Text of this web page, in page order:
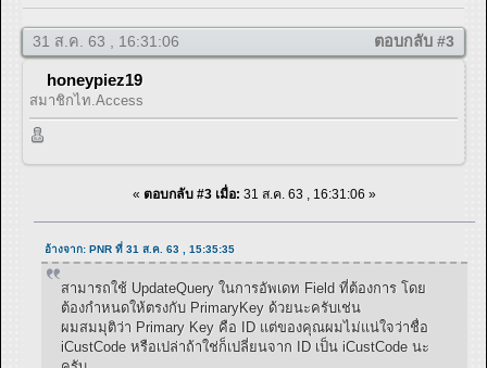
31 ส.ค. 63 , 16:31:06 ตอบกลับ #3
honeypiez19
สมาชิกไท.Access
« ตอบกลับ #3 เมื่อ: 31 ส.ค. 63 , 16:31:06 »
อ้างจาก: PNR ที่ 31 ส.ค. 63 , 15:35:35
สามารถใช้ UpdateQuery ในการอัพเดท Field ที่ต้องการ โดย
ต้องกำหนดให้ตรงกับ PrimaryKey ด้วยนะครับเช่น
ผมสมมุติว่า Primary Key คือ ID แต่ของคุณผมไม่แน่ใจว่าชื่อ
iCustCode หรือเปล่าถ้าใช่ก็เปลี่ยนจาก ID เป็น iCustCode นะ